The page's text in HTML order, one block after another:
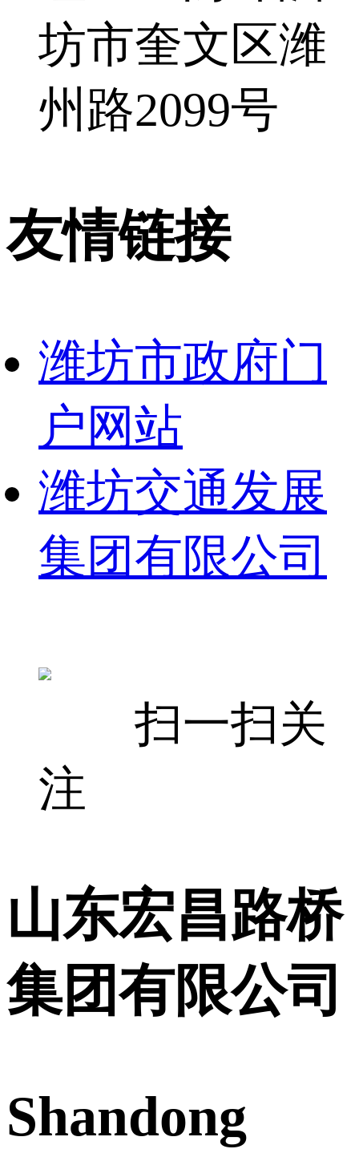
坊市奎文区潍
州路2099号
友情链接
潍坊市政府门
户网站
潍坊交通发展
集团有限公司
扫一扫关
注
山东宏昌路桥
集团有限公司
Shandong